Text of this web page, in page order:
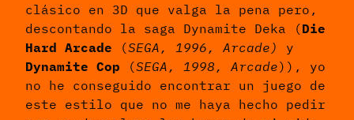
clásico en 3D que valga la pena pero,
descontando la saga Dynamite Deka (Die
Hard Arcade
(SEGA, 1996, Arcade) y
Dynamite Cop
(SEGA, 1998, Arcade)), yo
no he conseguido encontrar un juego de
este estilo que no me haya hecho pedir